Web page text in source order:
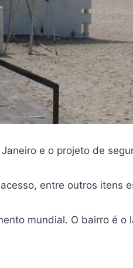
e o projeto de
entre outros itens
mundial. O bairro é o